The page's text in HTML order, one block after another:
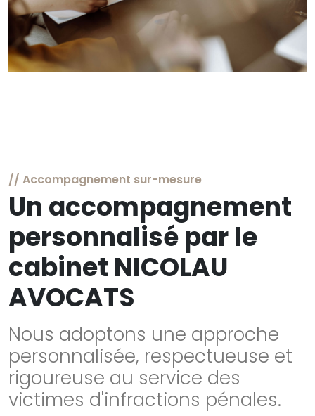
// Accompagnement sur-mesure
Un accompagnement
personnalisé par le
cabinet NICOLAU
AVOCATS
Nous adoptons une approche
personnalisée, respectueuse et
rigoureuse au service des
victimes d'infractions pénales.